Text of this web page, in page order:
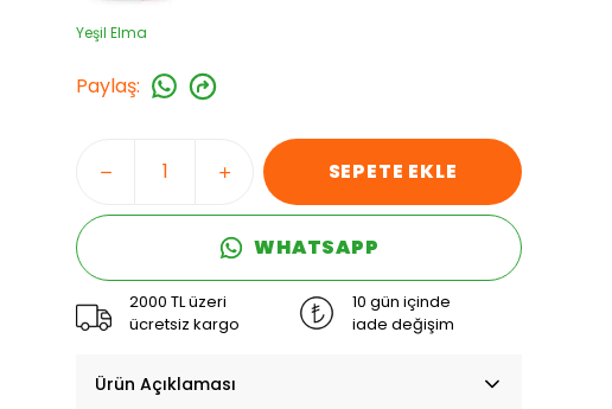
Yeşil Elma
Paylaş:
SEPETE EKLE
WHATSAPP
2000 TL üzeri
ücretsiz kargo
10 gün içinde
iade değişim
Ürün Açıklaması